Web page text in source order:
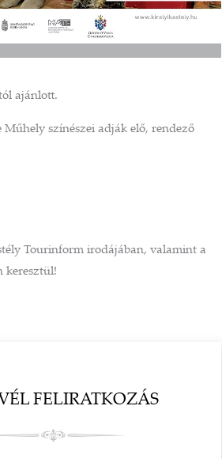
ajánlott.
Műhely színészei adják elő, rendező
Tourinform irodájában, valamint a
keresztül!
FELIRATKOZÁS